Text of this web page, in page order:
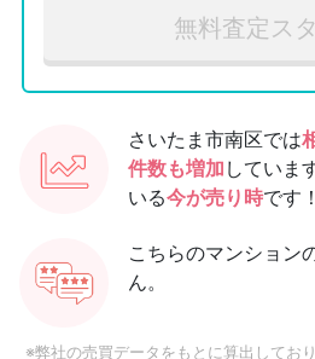
無料査定ス
さいたま市南区では
件数も増加 していま
いる今が売り時です！
こちらのマンション
ん。
※弊社の売買データをもとに算出しており